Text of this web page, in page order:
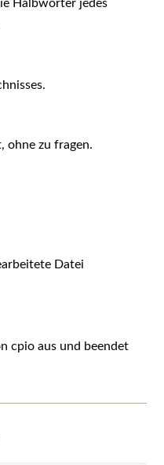
Halbwörter jedes
ohne zu fragen.
Datei
cpio aus und beendet